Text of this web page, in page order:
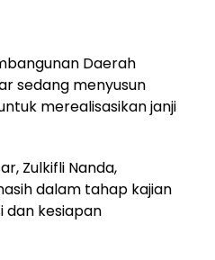
Daerah
sedang menyusun
merealisasikan janji
Zulkifli Nanda,
dalam tahap kajian
dan kesiapan